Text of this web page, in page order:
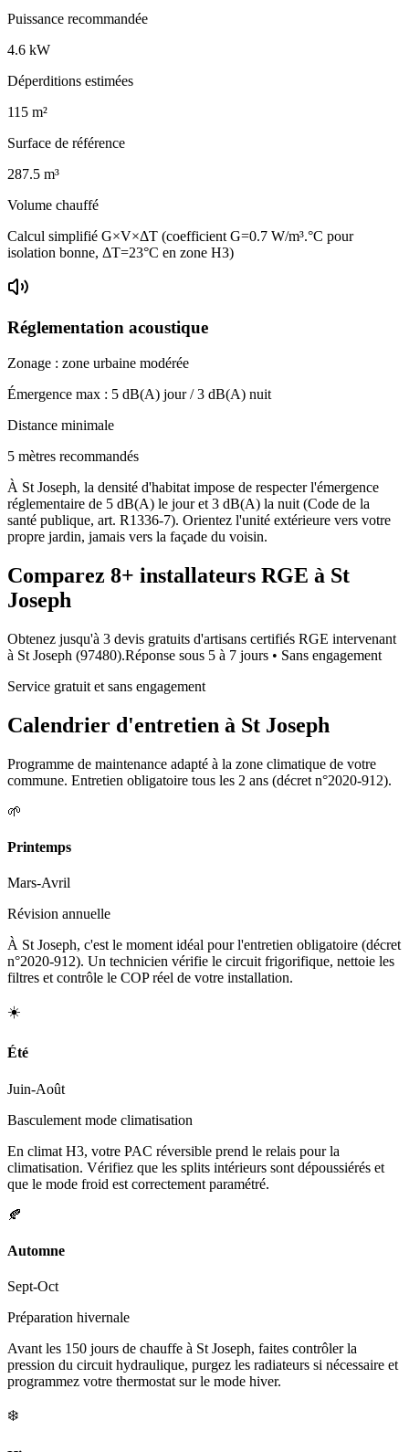
Puissance recommandée
4.6 kW
Déperditions estimées
115 m²
Surface de référence
287.5 m³
Volume chauffé
Calcul simplifié G×V×ΔT (coefficient G=0.7 W/m³.°C pour
isolation bonne, ΔT=23°C en zone H3)
Réglementation acoustique
Zonage : zone urbaine modérée
Émergence max : 5 dB(A) jour /3 dB(A) nuit
Distance minimale
5 mètres recommandés
À St Joseph, la densité d'habitat impose de respecter l'émergence
réglementaire de 5 dB(A) le jour et 3 dB(A) la nuit (Code de la
santé publique, art. R1336-7). Orientez l'unité extérieure vers votre
propre jardin, jamais vers la façade du voisin.
Comparez 8+ installateurs RGE à St
Joseph
Obtenez jusqu'à 3 devis gratuits d'artisans certifiés RGE intervenant
à St Joseph (97480).Réponse sous 5 à 7 jours • Sans engagement
Service gratuit et sans engagement
Calendrier d'entretien à St Joseph
Programme de maintenance adapté à la zone climatique de votre
commune. Entretien obligatoire tous les 2 ans (décret n°2020-912).
🌱
Printemps
Mars-Avril
Révision annuelle
À St Joseph, c'est le moment idéal pour l'entretien obligatoire (décret
n°2020-912). Un technicien vérifie le circuit frigorifique, nettoie les
filtres et contrôle le COP réel de votre installation.
☀️
Été
Juin-Août
Basculement mode climatisation
En climat H3, votre PAC réversible prend le relais pour la
climatisation. Vérifiez que les splits intérieurs sont dépoussiérés et
que le mode froid est correctement paramétré.
🍂
Automne
Sept-Oct
Préparation hivernale
Avant les 150 jours de chauffe à St Joseph, faites contrôler la
pression du circuit hydraulique, purgez les radiateurs si nécessaire et
programmez votre thermostat sur le mode hiver.
❄️